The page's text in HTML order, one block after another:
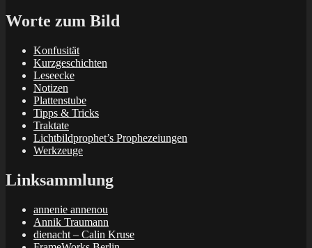
Worte zum Bild
Konfusität
Kurzgeschichten
Leseecke
Notizen
Plattenstube
Tipps & Tricks
Traktate
Lichtbildprophet’s Prophezeiungen
Werkzeuge
Linksammlung
annenie annenou
Annik Traumann
dienacht – Calin Kruse